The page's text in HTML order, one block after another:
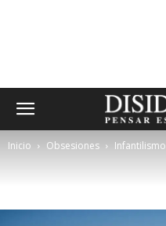
Inicio Obsesiones Infantilismo